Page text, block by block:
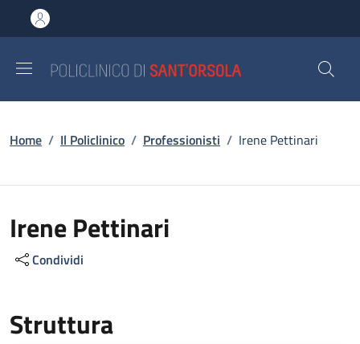
al contenuto principale
to footer content
Briciole di pane
Home / Il Policlinico / Professionisti / Irene Pettinari
Irene Pettinari
Condividi
Struttura